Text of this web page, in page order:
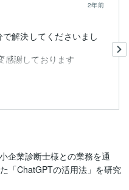
2年前
解決してくださいまし
感謝しております
企業診断士様との業務を通
「ChatGPTの活用法」を研究